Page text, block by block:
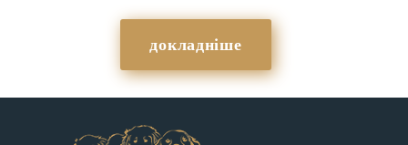
докладніше